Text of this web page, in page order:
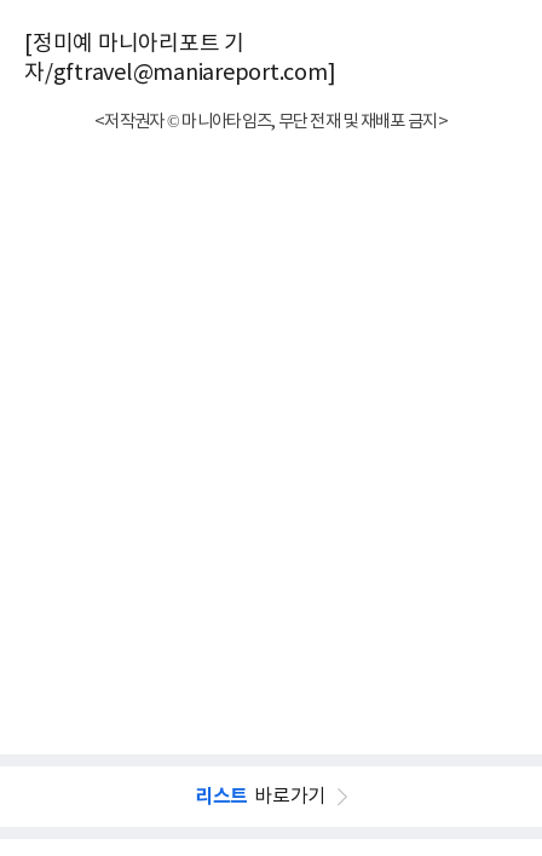
[정미예 마니아리포트 기
자/gftravel@maniareport.com]
<저작권자 © 마니아타임즈, 무단 전재 및 재배포 금지>
리스트 바로가기